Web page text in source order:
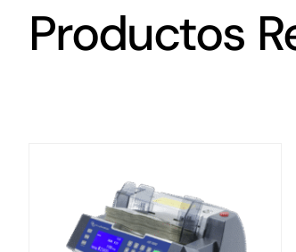
Productos